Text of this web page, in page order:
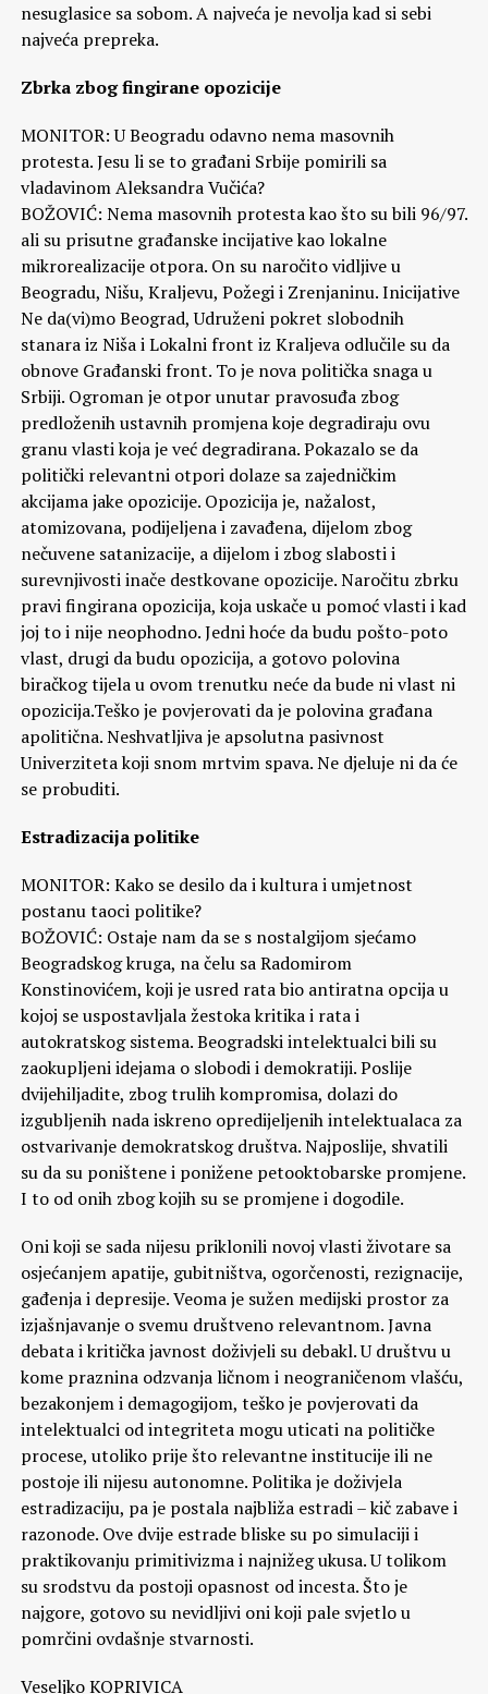
nesuglasice sa sobom. A najveća je nevolja kad si sebi
najveća prepreka.
Zbrka zbog fingirane opozicije
MONITOR: U Beogradu odavno nema masovnih
protesta. Jesu li se to građani Srbije pomirili sa
vladavinom Aleksandra Vučića?
BOŽOVIĆ: Nema masovnih protesta kao što su bili 96/97.
ali su prisutne građanske incijative kao lokalne
mikrorealizacije otpora. On su naročito vidljive u
Beogradu, Nišu, Kraljevu, Požegi i Zrenjaninu. Inicijative
Ne da(vi)mo Beograd, Udruženi pokret slobodnih
stanara iz Niša i Lokalni front iz Kraljeva odlučile su da
obnove Građanski front. To je nova politička snaga u
Srbiji. Ogroman je otpor unutar pravosuđa zbog
predloženih ustavnih promjena koje degradiraju ovu
granu vlasti koja je već degradirana. Pokazalo se da
politički relevantni otpori dolaze sa zajedničkim
akcijama jake opozicije. Opozicija je, nažalost,
atomizovana, podijeljena i zavađena, dijelom zbog
nečuvene satanizacije, a dijelom i zbog slabosti i
surevnjivosti inače destkovane opozicije. Naročitu zbrku
pravi fingirana opozicija, koja uskače u pomoć vlasti i kad
joj to i nije neophodno. Jedni hoće da budu pošto-poto
vlast, drugi da budu opozicija, a gotovo polovina
biračkog tijela u ovom trenutku neće da bude ni vlast ni
opozicija.Teško je povjerovati da je polovina građana
apolitična. Neshvatljiva je apsolutna pasivnost
Univerziteta koji snom mrtvim spava. Ne djeluje ni da će
se probuditi.
Estradizacija politike
MONITOR: Kako se desilo da i kultura i umjetnost
postanu taoci politike?
BOŽOVIĆ: Ostaje nam da se s nostalgijom sjećamo
Beogradskog kruga, na čelu sa Radomirom
Konstinovićem, koji je usred rata bio antiratna opcija u
kojoj se uspostavljala žestoka kritika i rata i
autokratskog sistema. Beogradski intelektualci bili su
zaokupljeni idejama o slobodi i demokratiji. Poslije
dvijehiljadite, zbog trulih kompromisa, dolazi do
izgubljenih nada iskreno opredijeljenih intelektualaca za
ostvarivanje demokratskog društva. Najposlije, shvatili
su da su poništene i ponižene petooktobarske promjene.
I to od onih zbog kojih su se promjene i dogodile.
Oni koji se sada nijesu priklonili novoj vlasti životare sa
osjećanjem apatije, gubitništva, ogorčenosti, rezignacije,
gađenja i depresije. Veoma je sužen medijski prostor za
izjašnjavanje o svemu društveno relevantnom. Javna
debata i kritička javnost doživjeli su debakl. U društvu u
kome praznina odzvanja ličnom i neograničenom vlašću,
bezakonjem i demagogijom, teško je povjerovati da
intelektualci od integriteta mogu uticati na političke
procese, utoliko prije što relevantne institucije ili ne
postoje ili nijesu autonomne. Politika je doživjela
estradizaciju, pa je postala najbliža estradi – kič zabave i
razonode. Ove dvije estrade bliske su po simulaciji i
praktikovanju primitivizma i najnižeg ukusa. U tolikom
su srodstvu da postoji opasnost od incesta. Što je
najgore, gotovo su nevidljivi oni koji pale svjetlo u
pomrčini ovdašnje stvarnosti.
Veseljko KOPRIVICA